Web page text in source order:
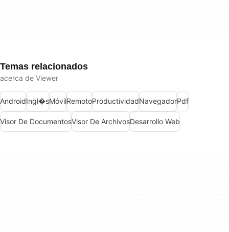
Temas relacionados
acerca de Viewer
AndroidIngl�sMóvilRemotoProductividadNavegadorPdf
Visor De DocumentosVisor De ArchivosDesarrollo Web